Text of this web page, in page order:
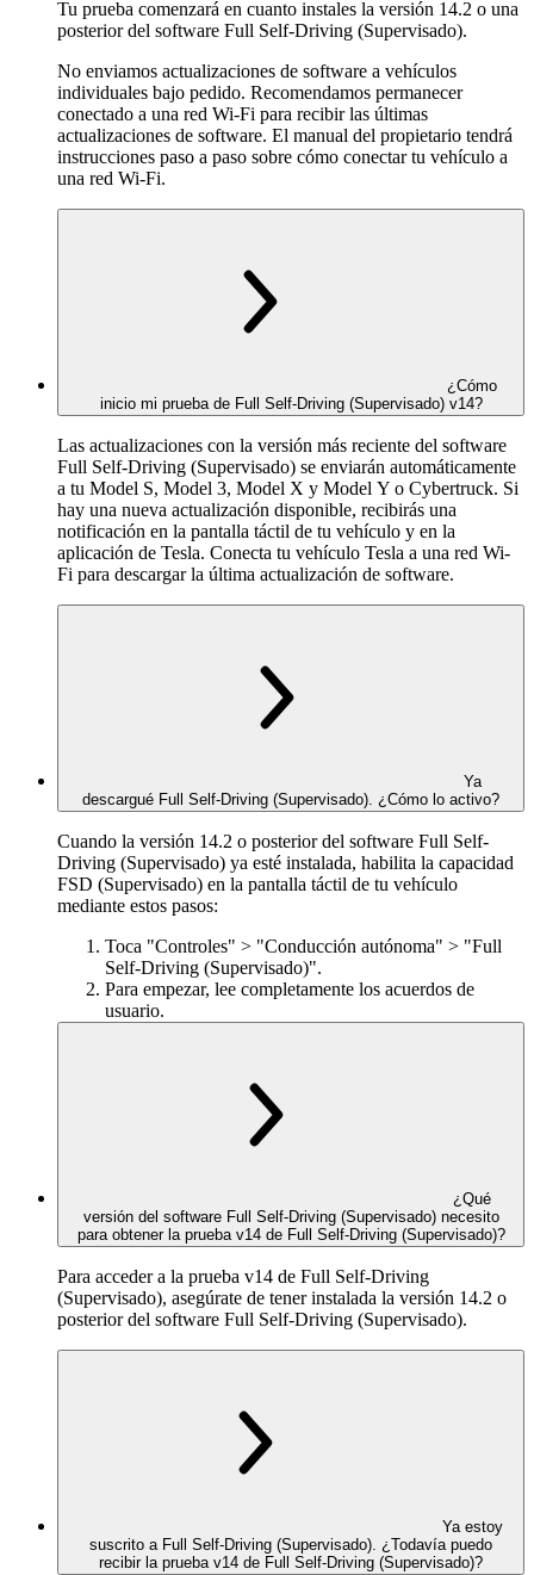
Tu prueba comenzará en cuanto instales la versión 14.2 o una
posterior del software Full Self-Driving (Supervisado).
No enviamos actualizaciones de software a vehículos
individuales bajo pedido. Recomendamos permanecer
conectado a una red Wi-Fi para recibir las últimas
actualizaciones de software. El manual del propietario tendrá
instrucciones paso a paso sobre cómo conectar tu vehículo a
una red Wi-Fi.
¿Cómo
inicio mi prueba de Full Self-Driving (Supervisado) v14?
Las actualizaciones con la versión más reciente del software
Full Self-Driving (Supervisado) se enviarán automáticamente
a tu Model S, Model 3, Model X y Model Y o Cybertruck. Si
hay una nueva actualización disponible, recibirás una
notificación en la pantalla táctil de tu vehículo y en la
aplicación de Tesla. Conecta tu vehículo Tesla a una red Wi-
Fi para descargar la última actualización de software.
Ya
descargué Full Self-Driving (Supervisado). ¿Cómo lo activo?
Cuando la versión 14.2 o posterior del software Full Self-
Driving (Supervisado) ya esté instalada, habilita la capacidad
FSD (Supervisado) en la pantalla táctil de tu vehículo
mediante estos pasos:
Toca "Controles" > "Conducción autónoma" > "Full
Self-Driving (Supervisado)".
Para empezar, lee completamente los acuerdos de
usuario.
¿Qué
versión del software Full Self-Driving (Supervisado) necesito
para obtener la prueba v14 de Full Self-Driving (Supervisado)?
Para acceder a la prueba v14 de Full Self-Driving
(Supervisado), asegúrate de tener instalada la versión 14.2 o
posterior del software Full Self-Driving (Supervisado).
Ya estoy
suscrito a Full Self-Driving (Supervisado). ¿Todavía puedo
recibir la prueba v14 de Full Self-Driving (Supervisado)?